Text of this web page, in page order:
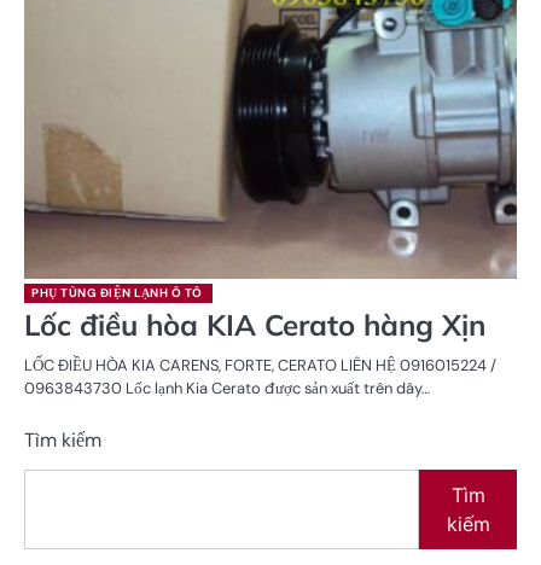
PHỤ TÙNG ĐIỆN LẠNH Ô TÔ
Lốc điều hòa KIA Cerato hàng Xịn
LỐC ĐIỀU HÒA KIA CARENS, FORTE, CERATO LIÊN HỆ 0916015224 /
0963843730 Lốc lạnh Kia Cerato được sản xuất trên dây…
Tìm kiếm
Tìm
kiếm